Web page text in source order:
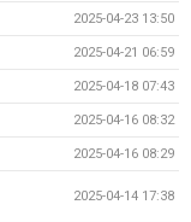
2025-04-23 13:50
2025-04-21 06:59
2025-04-18 07:43
2025-04-16 08:32
2025-04-16 08:29
2025-04-14 17:38